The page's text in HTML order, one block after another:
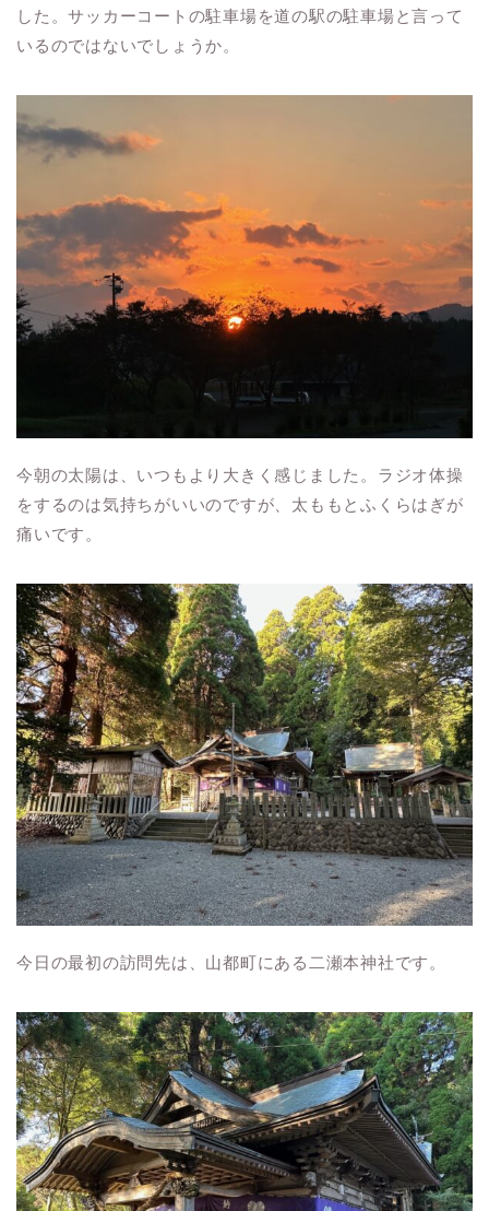
した。サッカーコートの駐車場を道の駅の駐車場と言って
いるのではないでしょうか。
今朝の太陽は、いつもより大きく感じました。ラジオ体操
をするのは気持ちがいいのですが、太ももとふくらはぎが
痛いです。
今日の最初の訪問先は、山都町にある二瀬本神社です。